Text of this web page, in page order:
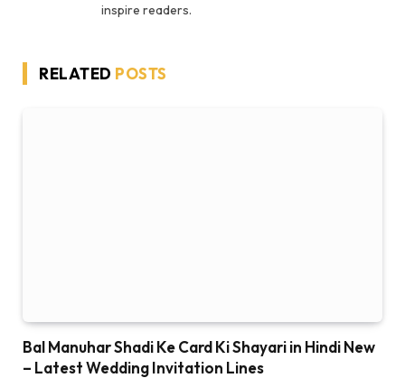
inspire readers.
RELATED POSTS
Bal Manuhar Shadi Ke Card Ki Shayari in Hindi New
– Latest Wedding Invitation Lines